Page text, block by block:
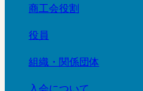
商工会役割
役員
組織・関係団体
入会について